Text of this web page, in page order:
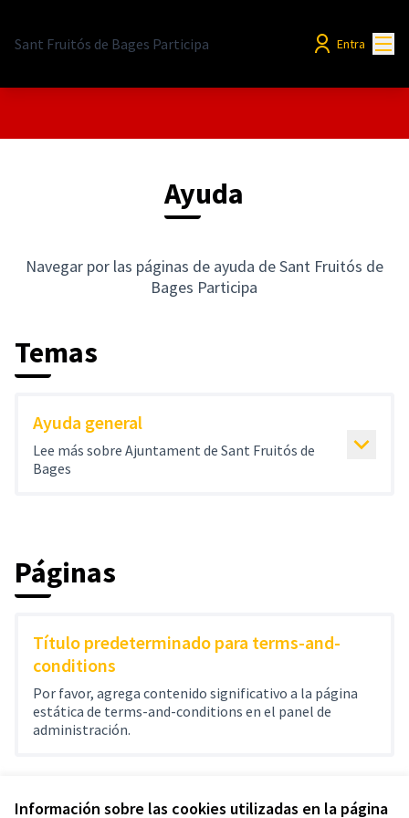
Información sobre las cookies utilizadas en la página
Sant Fruitós de Bages Participa Entra
Ayuda
Navegar por las páginas de ayuda de Sant Fruitós de
Bages Participa
Temas
Ayuda general
Lee más sobre Ajuntament de Sant Fruitós de
Bages
Páginas
Título predeterminado para terms-and-
conditions
Por favor, agrega contenido significativo a la página
estática de terms-and-conditions en el panel de
administración.